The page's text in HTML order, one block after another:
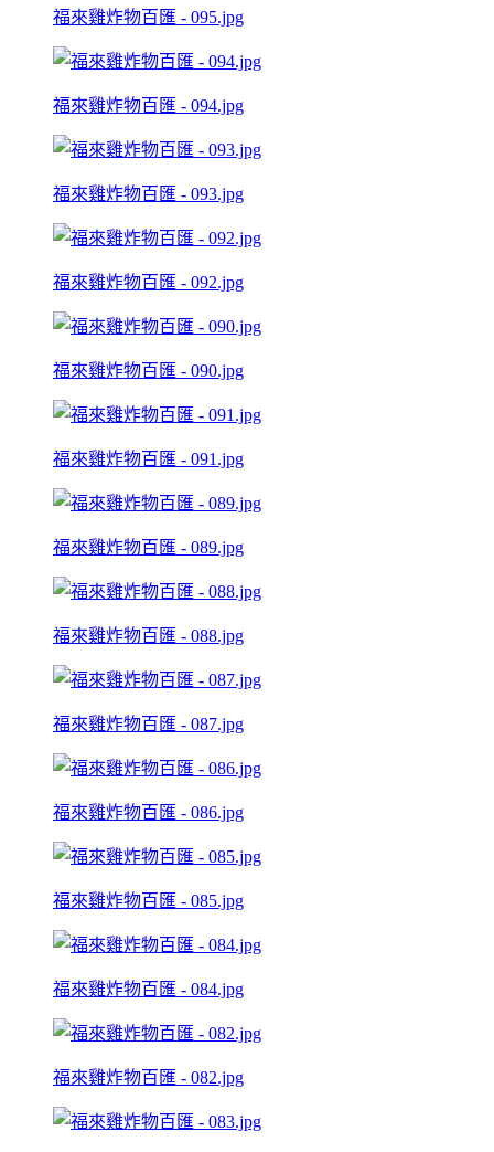
福來雞炸物百匯 - 095.jpg
福來雞炸物百匯 - 094.jpg
福來雞炸物百匯 - 093.jpg
福來雞炸物百匯 - 092.jpg
福來雞炸物百匯 - 090.jpg
福來雞炸物百匯 - 091.jpg
福來雞炸物百匯 - 089.jpg
福來雞炸物百匯 - 088.jpg
福來雞炸物百匯 - 087.jpg
福來雞炸物百匯 - 086.jpg
福來雞炸物百匯 - 085.jpg
福來雞炸物百匯 - 084.jpg
福來雞炸物百匯 - 082.jpg